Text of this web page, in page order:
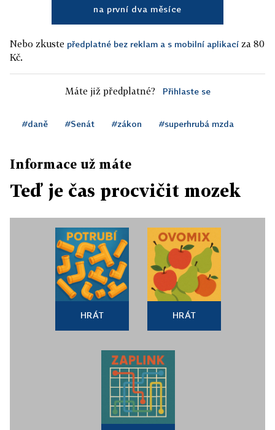
na první dva měsíce
Nebo zkuste předplatné bez reklam a s mobilní aplikací za 80
Kč.
Máte již předplatné? Přihlaste se
#daně #Senát #zákon #superhrubá mzda
Informace už máte
Teď je čas procvičit mozek
HRÁT HRÁT